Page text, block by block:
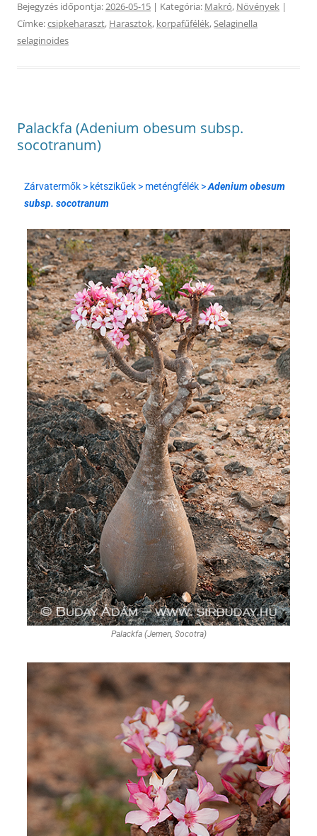
Bejegyzés időpontja:2026-05-15 | Kategória: Makró, Növények |
Címke:csipkeharaszt, Harasztok, korpafűfélék,Selaginella
selaginoides
Palackfa (Adenium obesum subsp.
socotranum)
Zárvatermők > kétszikűek > meténgfélék >Adenium obesum
subsp. socotranum
Palackfa (Jemen, Socotra)